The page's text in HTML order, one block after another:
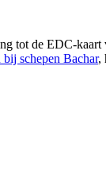
tot de EDC-kaart
schepen Bachar,